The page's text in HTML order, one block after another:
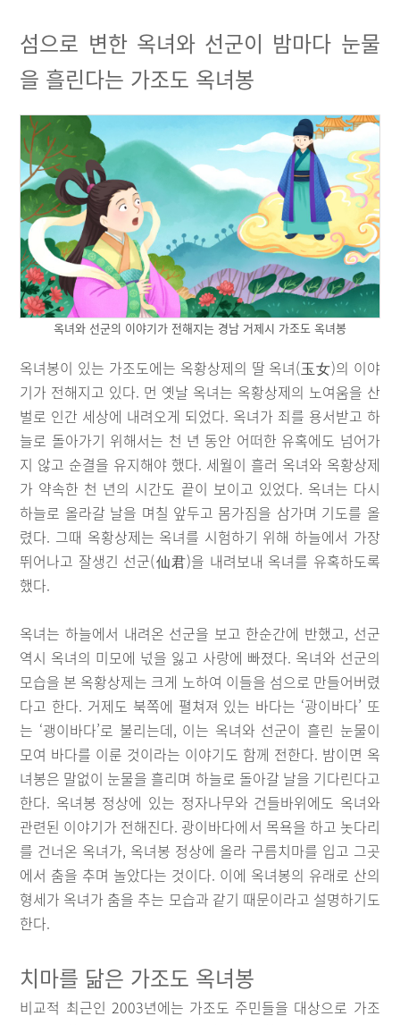
섬으로 변한 옥녀와 선군이 밤마다 눈물
을 흘린다는 가조도 옥녀봉
옥녀와 선군의 이야기가 전해지는 경남 거제시 가조도 옥녀봉
옥녀봉이 있는 가조도에는 옥황상제의 딸 옥녀(玉女)의 이야
기가 전해지고 있다. 먼 옛날 옥녀는 옥황상제의 노여움을 산
벌로 인간 세상에 내려오게 되었다. 옥녀가 죄를 용서받고 하
늘로 돌아가기 위해서는 천 년 동안 어떠한 유혹에도 넘어가
지 않고 순결을 유지해야 했다. 세월이 흘러 옥녀와 옥황상제
가 약속한 천 년의 시간도 끝이 보이고 있었다. 옥녀는 다시
하늘로 올라갈 날을 며칠 앞두고 몸가짐을 삼가며 기도를 올
렸다. 그때 옥황상제는 옥녀를 시험하기 위해 하늘에서 가장
뛰어나고 잘생긴 선군(仙君)을 내려보내 옥녀를 유혹하도록
했다.
옥녀는 하늘에서 내려온 선군을 보고 한순간에 반했고, 선군
역시 옥녀의 미모에 넋을 잃고 사랑에 빠졌다. 옥녀와 선군의
모습을 본 옥황상제는 크게 노하여 이들을 섬으로 만들어버렸
다고 한다. 거제도 북쪽에 펼쳐져 있는 바다는 ‘광이바다’ 또
는 ‘괭이바다’로 불리는데, 이는 옥녀와 선군이 흘린 눈물이
모여 바다를 이룬 것이라는 이야기도 함께 전한다. 밤이면 옥
녀봉은 말없이 눈물을 흘리며 하늘로 돌아갈 날을 기다린다고
한다. 옥녀봉 정상에 있는 정자나무와 건들바위에도 옥녀와
관련된 이야기가 전해진다. 광이바다에서 목욕을 하고 놋다리
를 건너온 옥녀가, 옥녀봉 정상에 올라 구름치마를 입고 그곳
에서 춤을 추며 놀았다는 것이다. 이에 옥녀봉의 유래로 산의
형세가 옥녀가 춤을 추는 모습과 같기 때문이라고 설명하기도
한다.
치마를 닮은 가조도 옥녀봉
비교적 최근인 2003년에는 가조도 주민들을 대상으로 가조